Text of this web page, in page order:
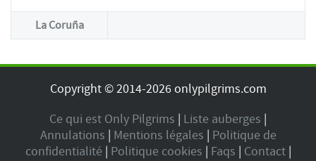
La Coruña
Copyright © 2014-2026 onlypilgrims.com
Ce qui est Only Pilgrims | Liste auberges |
Annulations | Mentions légales | Politique de
confidentialité | Politique cookies | Faqs | Contact|